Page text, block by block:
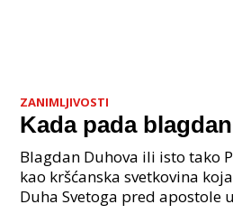
ZANIMLJIVOSTI
Kada pada
Blagdan Duhova ili isto tako
kao kršćanska svetkovina
Duha Svetoga pred apostole